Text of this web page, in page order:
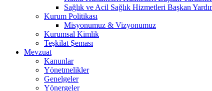
Sağlık ve Acil Sağlık Hizmetleri Başkan
Kurum Politikası
Misyonumuz & Vizyonumuz
Kurumsal Kimlik
Teşkilat Şeması
Mevzuat
Kanunlar
Yönetmelikler
Genelgeler
Yönergeler